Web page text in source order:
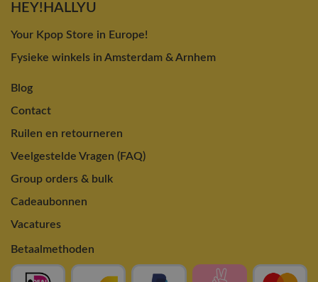
HEY!HALLYU
Your Kpop Store in Europe!
Fysieke winkels in Amsterdam & Arnhem
Blog
Contact
Ruilen en retourneren
Veelgestelde Vragen (FAQ)
Group orders & bulk
Cadeaubonnen
Vacatures
Betaalmethoden